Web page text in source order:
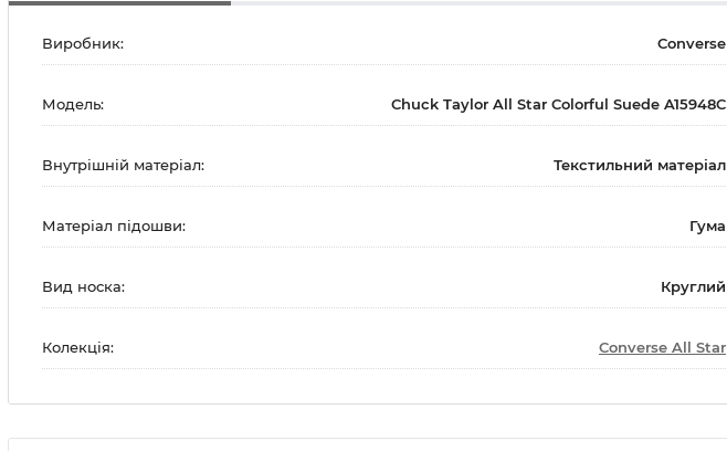
Виробник: Converse
Модель: Chuck Taylor All Star Colorful Suede A15948C
Внутрішній матеріал: Текстильний матеріал
Матеріал підошви: Гума
Вид носка: Круглий
Колекція: Converse All Star